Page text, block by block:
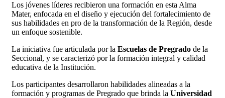
Los jóvenes líderes recibieron una formación en esta Alma
Mater, enfocada en el diseño y ejecución del fortalecimiento de
sus habilidades en pro de la transformación de la Región, desde
un enfoque sostenible.
La iniciativa fue articulada por la Escuelas de Pregrado de la
Seccional, y se caracterizó por la formación integral y calidad
educativa de la Institución.
Los participantes desarrollaron habilidades alineadas a la
formación y programas de Pregrado que brinda la Universidad